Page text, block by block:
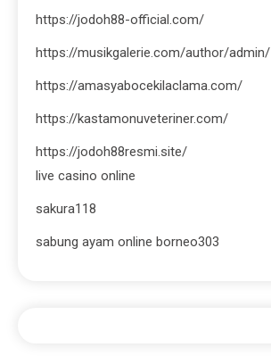
https://jodoh88-official.com/
https://musikgalerie.com/author/admin/
https://amasyabocekilaclama.com/
https://kastamonuveteriner.com/
https://jodoh88resmi.site/
live casino online
sakura118
sabung ayam online borneo303